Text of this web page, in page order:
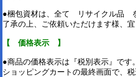
●梱包資材は、全て リサイクル品
了承の上、ご依頼いただけます様、宜
【 価格表示 】
●商品の価格表示は『税別表示』で
ショッピングカートの最終画面で、